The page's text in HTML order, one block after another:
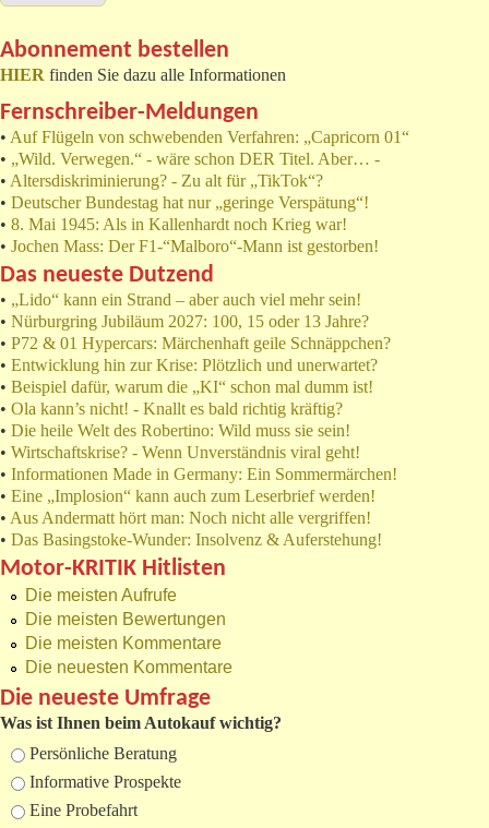
Abonnement bestellen
HIER finden Sie dazu alle Informationen
Fernschreiber-Meldungen
• Auf Flügeln von schwebenden Verfahren: „Capricorn 01“
• „Wild. Verwegen.“ - wäre schon DER Titel. Aber… -
• Altersdiskriminierung? - Zu alt für „TikTok“?
• Deutscher Bundestag hat nur „geringe Verspätung“!
• 8. Mai 1945: Als in Kallenhardt noch Krieg war!
• Jochen Mass: Der F1-“Malboro“-Mann ist gestorben!
Das neueste Dutzend
• „Lido“ kann ein Strand – aber auch viel mehr sein!
• Nürburgring Jubiläum 2027: 100, 15 oder 13 Jahre?
• P72 & 01 Hypercars: Märchenhaft geile Schnäppchen?
• Entwicklung hin zur Krise: Plötzlich und unerwartet?
• Beispiel dafür, warum die „KI“ schon mal dumm ist!
• Ola kann’s nicht! - Knallt es bald richtig kräftig?
• Die heile Welt des Robertino: Wild muss sie sein!
• Wirtschaftskrise? - Wenn Unverständnis viral geht!
• Informationen Made in Germany: Ein Sommermärchen!
• Eine „Implosion“ kann auch zum Leserbrief werden!
• Aus Andermatt hört man: Noch nicht alle vergriffen!
• Das Basingstoke-Wunder: Insolvenz & Auferstehung!
Motor-KRITIK Hitlisten
Die meisten Aufrufe
Die meisten Bewertungen
Die meisten Kommentare
Die neuesten Kommentare
Die neueste Umfrage
Was ist Ihnen beim Autokauf wichtig?
Auswahlmöglichkeiten
Persönliche Beratung
Informative Prospekte
Eine Probefahrt